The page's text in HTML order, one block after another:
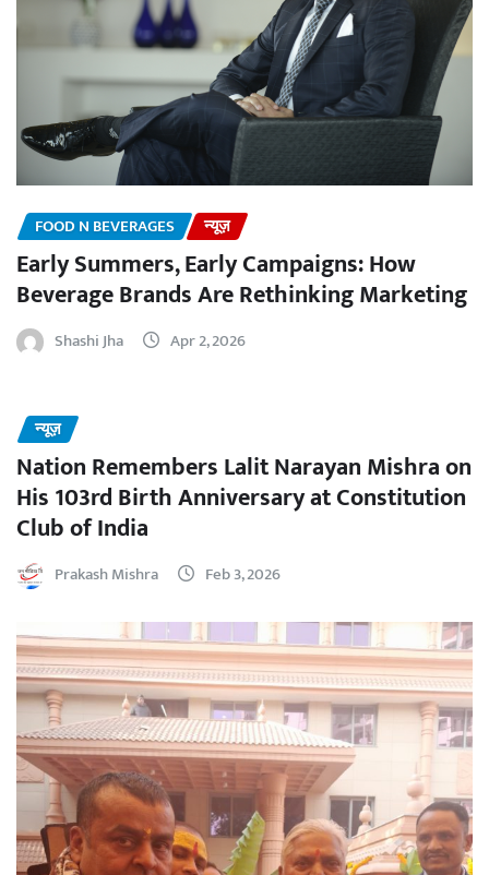
FOOD N BEVERAGES न्यूज़
Early Summers, Early Campaigns: How
Beverage Brands Are Rethinking Marketing
Shashi Jha Apr 2, 2026
न्यूज़
Nation Remembers Lalit Narayan Mishra on
His 103rd Birth Anniversary at Constitution
Club of India
Prakash Mishra Feb 3, 2026